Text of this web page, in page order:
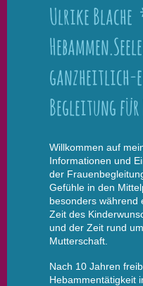
Ulrike
ganzheitlich-
Begleitung für
Willkommen auf
Informationen und
der
Gefühle in den
besonders während
Zeit des
und der Zeit rund
Mutterschaft.
Nach 10 Jahren
Hebammentätigkeit